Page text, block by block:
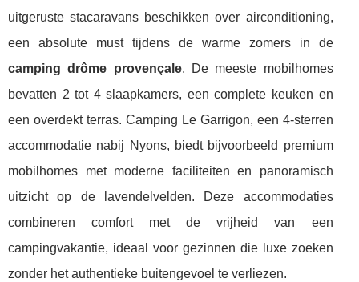
uitgeruste stacaravans beschikken over airconditioning,
een absolute must tijdens de warme zomers in de
camping drôme provençale. De meeste mobilhomes
bevatten 2 tot 4 slaapkamers, een complete keuken en
een overdekt terras. Camping Le Garrigon, een 4-sterren
accommodatie nabij Nyons, biedt bijvoorbeeld premium
mobilhomes met moderne faciliteiten en panoramisch
uitzicht op de lavendelvelden. Deze accommodaties
combineren comfort met de vrijheid van een
campingvakantie, ideaal voor gezinnen die luxe zoeken
zonder het authentieke buitengevoel te verliezen.